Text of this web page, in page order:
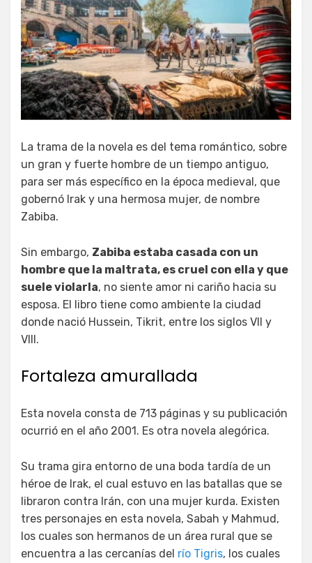
La trama de la novela es del tema romántico, sobre
un gran y fuerte hombre de un tiempo antiguo,
para ser más específico en la época medieval, que
gobernó Irak y una hermosa mujer, de nombre
Zabiba.
Sin embargo, Zabiba estaba casada con un
hombre que la maltrata, es cruel con ella y que
suele violarla, no siente amor ni cariño hacia su
esposa. El libro tiene como ambiente la ciudad
donde nació Hussein, Tikrit, entre los siglos VII y
VIII.
Fortaleza amurallada
Esta novela consta de 713 páginas y su publicación
ocurrió en el año 2001. Es otra novela alegórica.
Su trama gira entorno de una boda tardía de un
héroe de Irak, el cual estuvo en las batallas que se
libraron contra Irán, con una mujer kurda. Existen
tres personajes en esta novela, Sabah y Mahmud,
los cuales son hermanos de un área rural que se
encuentra a las cercanías del río Tigris, los cuales